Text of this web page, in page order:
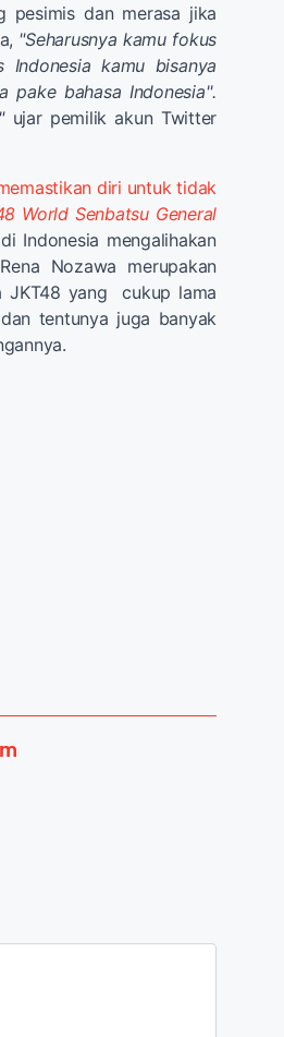
pesimis dan merasa jika
"Seharusnya kamu fokus
kamu bisanya
pake bahasa Indonesia''.
ujar pemilik akun Twitter
diri untuk tidak
World Senbatsu General
Indonesia mengalihakan
Nozawa merupakan
JKT48 yang cukup lama
tentunya juga banyak